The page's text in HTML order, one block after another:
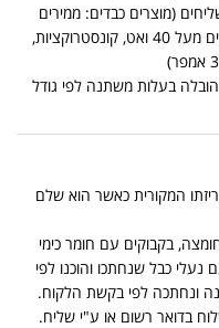
(מוצרים כבדים: ממירים
מכניים מ 3000 ואט ומעלה, פאנלים סולאריים מעל 40 ואט, קונסטרוקציות,
בעלות משתנה לפי גודל
מיום הקניה באריזתו המקורית כאשר הוא שלם
בקבוקים עם חומר כימי
כבל שנחתכו והוכנו לפי
ונחתכה לפי בקשת הלקוח.
בדואר רשום או ע"י שליח.